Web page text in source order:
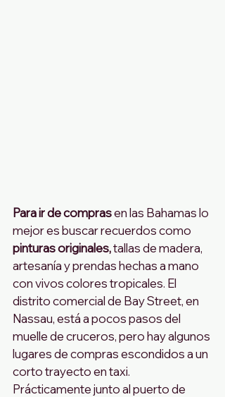
Para ir de compras en las Bahamas lo
mejor es buscar recuerdos como
pinturas originales, tallas de madera,
artesanía y prendas hechas a mano
con vivos colores tropicales. El
distrito comercial de Bay Street, en
Nassau, está a pocos pasos del
muelle de cruceros, pero hay algunos
lugares de compras escondidos a un
corto trayecto en taxi.
Prácticamente junto al puerto de